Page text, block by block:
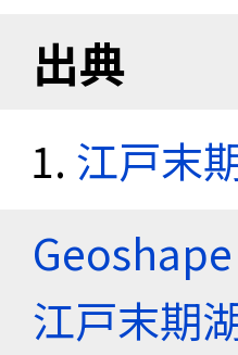
出典
江戸末
江戸末期